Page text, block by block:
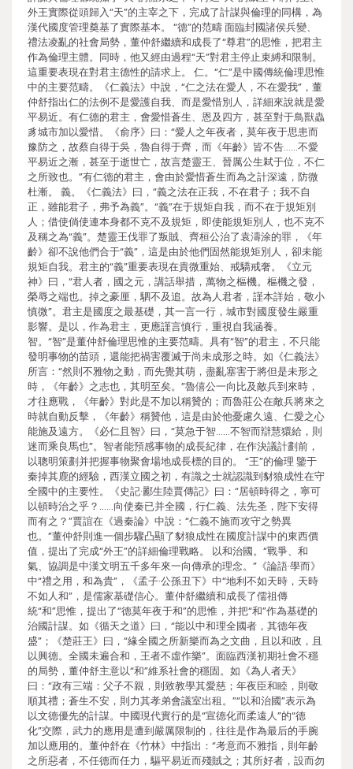
外王實際從頭歸入“天”的主宰之下，完成了計謀與倫理的同構，為
漢代國度管理奠基了實際基本。 “德”的范疇 面臨封國諸侯兵變、
禮法凌亂的社會局勢，董仲舒繼續和成長了“尊君”的思惟，把君主
作為倫理主體。同時，他又經由過程“天”對君主停止束縛和限制。
這重要表現在對君主德性的請求上。 仁。“仁”是中國傳統倫理思惟
中的主要范疇。《仁義法》中說，“仁之法在愛人，不在愛我”，董
仲舒指出仁的法例不是愛護自我、而是愛惜別人，詳細來說就是愛
平易近。有仁德的君主，會愛惜蒼生、恩及四方，甚至對于鳥獸蟲
豸城市加以愛惜。《俞序》曰：“愛人之年夜者，莫年夜于思患而
豫防之，故蔡自得于吳，魯自得于齊，而《年齡》皆不告……不愛
平易近之漸，甚至于逝世亡，故言楚靈王、晉厲公生弒于位，不仁
之所致也。”有仁德的君主，會由於愛惜蒼生而為之計深遠，防微
杜漸。 義。《仁義法》曰，“義之法在正我，不在君子；我不自
正，雖能君子，弗予為義”。“義”在于規矩自我，而不在于規矩別
人；借使倘使連本身都不克不及規矩，即使能規矩別人，也不克不
及稱之為“義”。楚靈王伐罪了叛賊、齊桓公治了袁濤涂的罪，《年
齡》卻不說他們合于“義”，這是由於他們固然能規矩別人，卻未能
規矩自我。君主的“義”重要表現在貴微重始、戒驕戒奢。《立元
神》曰，“君人者，國之元，講話舉措，萬物之樞機。樞機之發，
榮辱之端也。掉之豪厘，駟不及追。故為人君者，謹本詳始，敬小
慎微”。君主是國度之最基礎，其一言一行，城市對國度發生嚴重
影響。是以，作為君主，更應謹言慎行，重視自我涵養。
智。“智”是董仲舒倫理思惟的主要范疇。具有“智”的君主，不只能
發明事物的苗頭，還能把禍害覆滅于尚未成形之時。如《仁義法》
所言：“然則不雅物之動，而先覺其萌，盡亂塞害于將但是未形之
時，《年齡》之志也，其明至矣。”魯僖公一向比及敵兵到來時，
才往應戰，《年齡》對此是不加以稱贊的；而魯莊公在敵兵將來之
時就自動反擊，《年齡》稱贊他，這是由於他憂慮久遠、仁愛之心
能施及遠方。《必仁且智》曰，“莫急于智……不智而辯慧獧給，則
迷而乘良馬也”。智者能預感事物的成長紀律，在作決議計劃前，
以聰明策劃并把握事物聚會場地成長標的目的。 “王”的倫理 鑒于
秦掉其鹿的經驗，西漢立國之初，有識之士就認識到豺狼成性在守
全國中的主要性。《史記·酈生陸賈傳記》曰：“居頓時得之，寧可
以頓時治之乎？……向使秦已并全國，行仁義、法先圣，陛下安得
而有之？”賈誼在《過秦論》中說：“仁義不施而攻守之勢異
也。”董仲舒則進一個步驟凸顯了豺狼成性在國度計謀中的東西價
值，提出了完成“外王”的詳細倫理戰略。 以和治國。“戰爭、和
氣、協調是中漢文明五千多年來一向傳承的理念。”《論語·學而》
中“禮之用，和為貴”，《孟子·公孫丑下》中“地利不如天時，天時
不如人和”，是儒家基礎信心。董仲舒繼續和成長了儒祖傳
統“和”思惟，提出了“德莫年夜于和”的思惟，并把“和”作為基礎的
治國計謀。如《循天之道》曰，“能以中和理全國者，其德年夜
盛”；《楚莊王》曰，“緣全國之所新樂而為之文曲，且以和政，且
以興德。全國未遍合和，王者不虛作樂”。面臨西漢初期社會不穩
的局勢，董仲舒主意以“和”維系社會的穩固。如《為人者天》
曰：“政有三端：父子不親，則致教學其愛慈；年夜臣和睦，則敬
順其禮；蒼生不安，則力其孝弟會議室出租。”“以和治國”表示為
以文德優先的計謀。中國現代實行的是“宣德化而柔遠人”的“德
化”交際，武力的應用是遭到嚴厲限制的，往往是作為最后的手腕
加以應用的。董仲舒在《竹林》中指出：“考意而不雅指，則年齡
之所惡者，不任德而任力，驅平易近而殘賊之；其所好者，設而勿